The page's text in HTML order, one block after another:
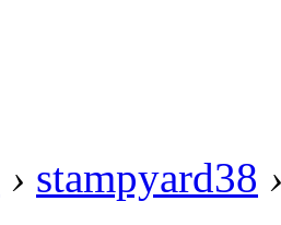
› stampyard38